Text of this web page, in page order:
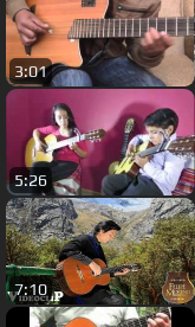
3:01
5:26
7:10